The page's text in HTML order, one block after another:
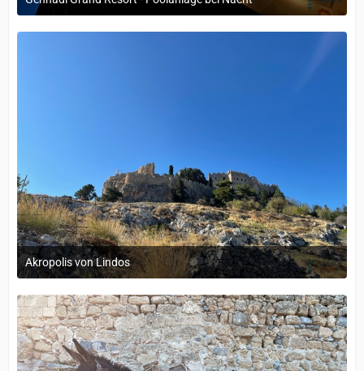
12. September 2022 um 14:05
Akropolis von Lindos
12. September 2022 um 14:05